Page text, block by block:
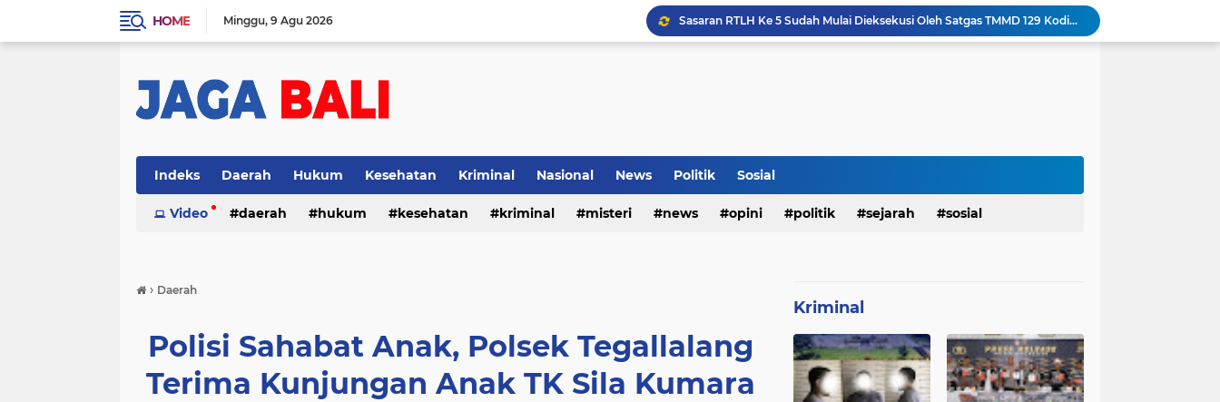
HOME Minggu 9 Agu 2026
Voli Menjadi Pengisi Waktu Luang Personel TMMD 129 Pada Sore Hari
Satgas TMMD Ke 129 Kodim 0904/Paser Pasang Lantai Baru Pada Rumah Bapak Harim
Satgas TMMD 129 Kodim 0904/Paser Pastikan Jembatan Aman Bagi Warga
Indeks Daerah Hukum Kesehatan Kriminal Nasional News Politik Sosial
Video daerah hukum kesehatan kriminal misteri news opini politik sejarah sosial
› Daerah
Polisi Sahabat Anak, Polsek Tegallalang
Terima Kunjungan Anak TK Sila Kumara
Kriminal